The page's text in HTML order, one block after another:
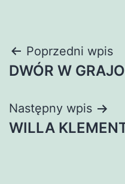
Nawigacja
wpisu
Poprzedni wpis
DWÓR W
Następny wpis
WILLA